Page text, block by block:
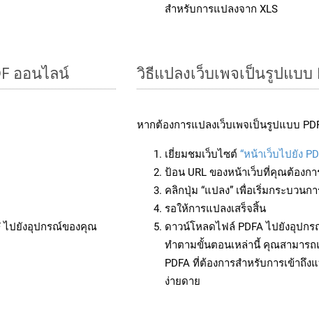
สำหรับการแปลงจาก XLS
ออนไลน์
ไปยังอุปกรณ์ของคุณ
วิธีแปลงเว็บเพจเป็นรูปแบบ
หากต้องการแปลงเว็บเพจเป็นรูปแบบ
เยี่ยมชมเว็บไซต์ “หน้าเว็บไปยัง
ป้อน URL ของหน้าเว็บที่คุณต้องก
คลิกปุ่ม “แปลง” เพื่อเริ่มกระบวนก
รอให้การแปลงเสร็จสิ้น
ดาวน์โหลดไฟล์ PDFA ไปยังอุปก
ทำตามขั้นตอนเหล่านี้ คุณสามาร
PDFA ที่ต้องการสำหรับการเข้าถึ
ง่ายดาย